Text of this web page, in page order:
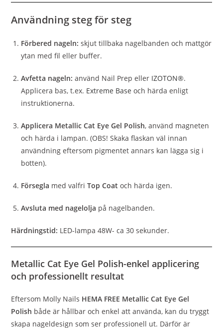
Användning steg för steg
Förbered nageln: skjut tillbaka nagelbanden och mattgör
ytan med fil eller buffer.
Avfetta nageln:använd Nail Prep eller IZOTON®.
Applicera bas, t.ex. Extreme Base och härda enligt
instruktionerna.
Applicera Metallic Cat Eye Gel Polish, använd magneten
och härda i lampan. (OBS! Skaka flaskan väl innan
användning eftersom pigmentet annars kan lägga sig i
botten).
Försegla med valfriTop Coat och härda igen.
Avsluta med nagelolja på nagelbanden.
Härdningstid: LED-lampa 48W- ca 30 sekunder.
Metallic Cat Eye Gel Polish-enkel applicering
och professionellt resultat
Eftersom Molly Nails HEMA FREE Metallic Cat Eye Gel
Polish både är hållbar och enkel att använda, kan du tryggt
skapa nageldesign som ser professionell ut. Därför är